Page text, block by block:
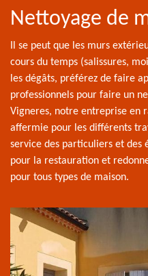
Nettoyage de
Il se peut que les murs
cours du temps (salissures,
les dégâts, préférez de faire
professionnels pour faire un
Vigneres, notre entreprise en
affermie pour les différents
service des particuliers et des
pour la restauration et
pour tous types de maison.